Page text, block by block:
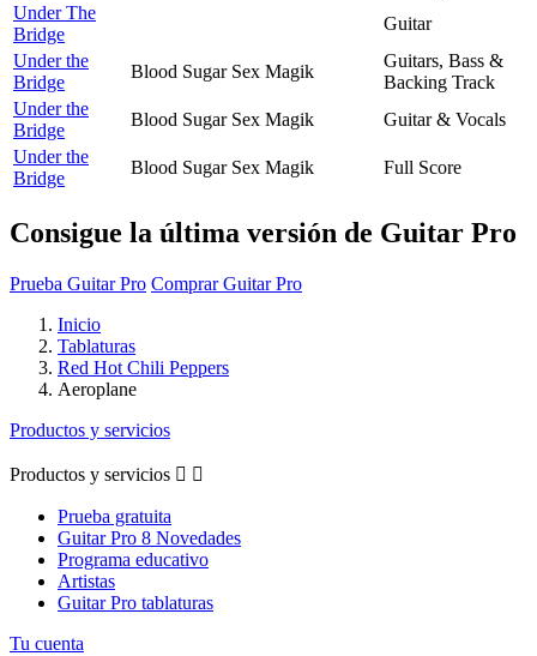
Under The
Bridge
Guitar
Under the
Bridge
Blood Sugar Sex Magik
Guitars, Bass &
Backing Track
Under the
Bridge
Blood Sugar Sex Magik
Guitar & Vocals
Under the
Bridge
Blood Sugar Sex Magik Full Score
Consigue la última versión de Guitar Pro
Prueba Guitar Pro Comprar Guitar Pro
Inicio
Tablaturas
Red Hot Chili Peppers
Aeroplane
Productos y servicios
Productos y servicios  
Prueba gratuita
Guitar Pro 8 Novedades
Programa educativo
Artistas
Guitar Pro tablaturas
Tu cuenta